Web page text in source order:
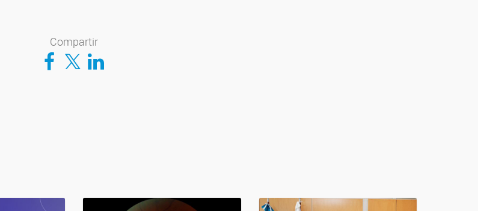
Compartir
Compartir en Facebook
Compartir en TwitterCompartir en LinkedIn